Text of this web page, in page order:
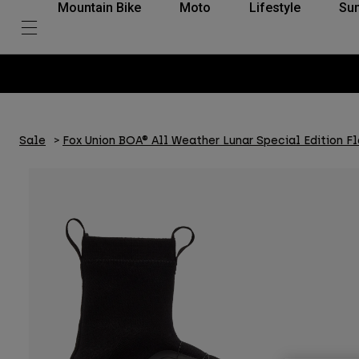
Mountain Bike Moto Lifestyle
Sale Fox Union BOA® All Weather Lunar Special Edition